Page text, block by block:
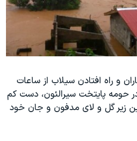
۲۰۲۴
اسرائیل
و راه افتادن سیلاب از ساعات
حومه پایتخت سیرالئون، دست کم
زمین زیر گل و لای مدفون و جان خود